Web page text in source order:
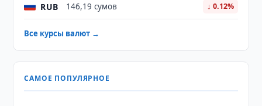
RUB 146,19 сумов ↓ 0.12%
Все курсы валют →
САМОЕ ПОПУЛЯРНОЕ